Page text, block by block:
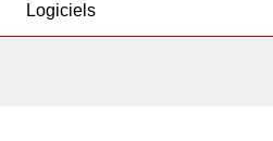
Logiciels